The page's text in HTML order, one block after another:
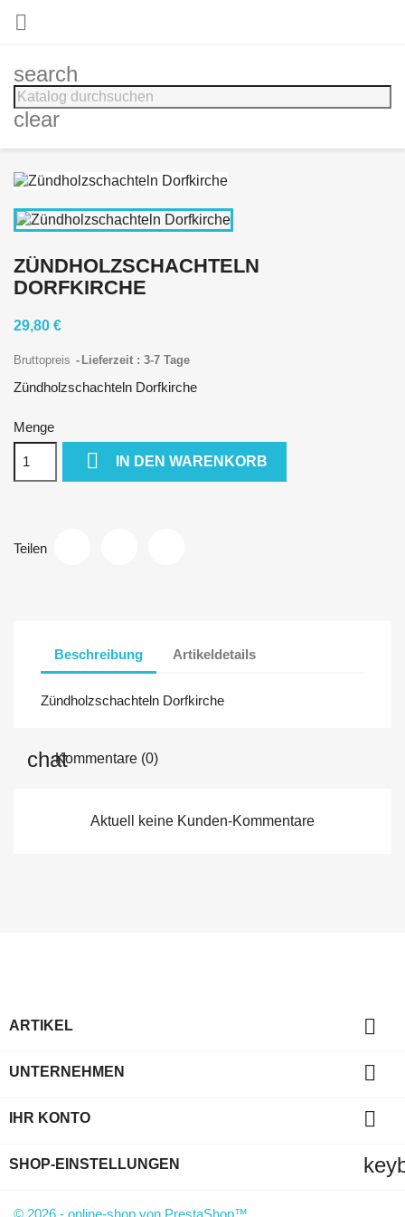

search
clear
ZÜNDHOLZSCHACHTELN
DORFKIRCHE
29,80 €
Bruttopreis Lieferzeit : 3-7 Tage
Zündholzschachteln Dorfkirche
Menge
 IN DEN WARENKORB
Teilen
Beschreibung Artikeldetails
Zündholzschachteln Dorfkirche
Kommentare (0)
Aktuell keine Kunden-Kommentare
ARTIKEL 
UNTERNEHMEN 
IHR KONTO 
SHOP-EINSTELLUNGEN
© 2026 - online-shop von PrestaShop™